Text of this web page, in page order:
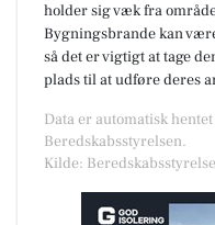
holder sig væk fra
Bygningsbrande kan
så det er vigtigt at tage
plads til at udføre deres
Data er automatisk
Beredskabsstyrelsen.
Kilde: